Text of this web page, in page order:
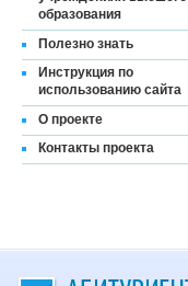
образования
Полезно знать
Инструкция по
использованию сайта
О проекте
Контакты проекта